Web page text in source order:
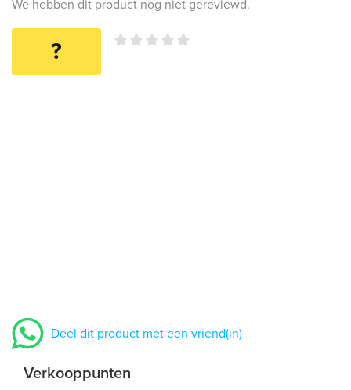
We hebben dit product nog niet gereviewd.
?
Deel dit product met een vriend(in)
Verkooppunten